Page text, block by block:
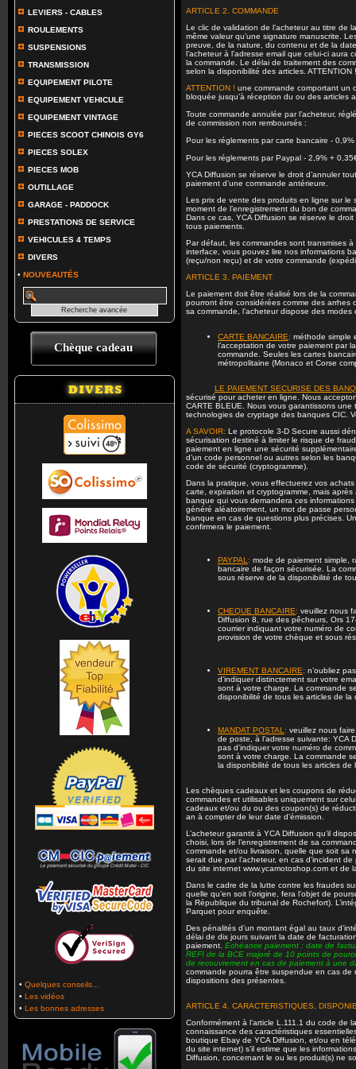
LEVIERS - CABLES
ROULEMENTS
SUSPENSIONS
TRANSMISSION
EQUIPEMENT PILOTE
EQUIPEMENT VEHICULE
EQUIPEMENT VINTAGE
PIECES SCOOT CHINOIS GY6
PIECES SOLEX
PIECES MOB
OUTILLAGE
GARAGE - PADDOCK
PRESTATIONS DE SERVICE
VEHICULES 4 TEMPS
DIVERS
• NOUVEAUTÉS
Chèque cadeau
• Quelques conseils...
• Les vidéos
• Les bonnes adresses
ARTICLE 2. COMMANDE
Le clic de validation de l’acheteur au titre de
même valeur qu’une signature manuscrite.
preuve, de la nature, du contenu et de la
l’acheteur à l’adresse email que celui-ci
la commande. Le délai de traitement des
selon la disponibilité des articles.
ATTENTION ! une commande comportant un
bloquée jusqu’à réception du ou des articles
Toute commande annulée par l’acheteur,
de commission non remboursés :
Pour les réglements par carte bancaire -
Pour les réglements par Paypal - 2,9% +
YCA Diffusion se réserve le droit d’annuler
paiement d’une commande antérieure.
Les prix de vente des produits en ligne sur
moment de l’enregistrement du bon de
Dans ce cas, YCA Diffusion se réserve le
tous paiements.
Par défaut, les commandes sont transmises
interface, vous pouvez lire nos informations
(reçu/non reçu) et de votre commande
ARTICLE 3. PAIEMENT
Le paiement doit être réalisé lors de la
pourront être considérées comme des
sa commande, l’acheteur dispose des
CARTE BANCAIRE: méthode simple
l’acceptation de votre paiement par
commande. Seules les cartes
métropolitaine (Monaco et Corse
LE PAIEMENT SECURISE DES
sécurisé pour acheter en ligne. Nous
CARTE BLEUE. Nous vous garantissons
technologies de cryptage des banques CIC.
A SAVOIR: Le protocole 3-D Secure aussi
sécurisation destiné à limiter le risque de
paiement en ligne une sécurité
d’un code personnel ou autres selon les
code de sécurité (cryptogramme).
Dans la pratique, vous effectuerez vos
carte, expiration et cryptogramme, mais
banque qui vous demandera ces
généré aléatoirement, un mot de passe
banque en cas de questions plus précises.
confirmera le paiement.
PAYPAL : mode de paiement simple,
bancaire de façon sécurisée. La
sous réserve de la disponibilité de
CHEQUE BANCAIRE: veuillez nous
Diffusion 8, rue des pêcheurs, Ors
courrier indiquant votre numéro de
provision de votre chèque et sous
VIREMENT BANCAIRE: n’oubliez
d’indiquer distinctement sur votre
sont à votre charge. La commande
disponibilité de tous les articles de la
MANDAT POSTAL : veuillez nous
de poste, à l’adresse suivante: YCA
pas d’indiquer votre numéro de
sont à votre charge. La commande
la disponibilité de tous les articles de
Les chèques cadeaux et les coupons de
commandes et utilisables uniquement sur
cadeaux et/ou du ou des coupon(s) de
an à compter de leur date d’émission.
L’acheteur garantit à YCA Diffusion qu’il
choisi, lors de l’enregistrement de sa
commande et/ou livraison, quelle que soit sa
serait due par l’acheteur, en cas d’incident
du site internet www.ycamotoshop.com et de
Dans le cadre de la lutte contre les fraudes
quelle qu’en soit l’origine, fera l’objet de
la République du tribunal de Rochefort).
Parquet pour enquête.
Des pénalités d’un montant égal au taux
délai de dix jours suivant la date de
paiement. Echéance paiement : date de
REFI de la BCE majoré de 10 points de
de recouvrement en cas de paiement à une
commande pourra être suspendue en cas
dispositions des présentes.
ARTICLE 4. CARACTERISTIQUES,
Conformément à l’article L.111.1 du code de
connaissance des caractéristiques
boutique Ebay de YCA Diffusion, et/ou en
du site internet) s’il estime que les
Diffusion, concernant le ou les produit(s) ne